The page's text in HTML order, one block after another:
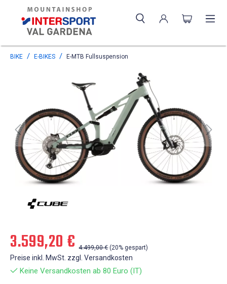
BIKE E-BIKES E-MTB Fullsuspension
3.599,20 € 4.499,00 € (20% gespart)
Preise inkl. MwSt. zzgl. Versandkosten
Keine Versandkosten ab 80 Euro (IT)